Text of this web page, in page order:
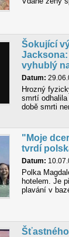
Šokující
vyhublý
Datum:
Hrozný
smrtí
době smrti
"Moje
tvrdí
Datum:
Polka
hotelem. Je
plavání v